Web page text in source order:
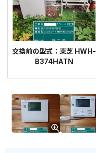
交換前の型式：東芝 HWH-
B374HATN